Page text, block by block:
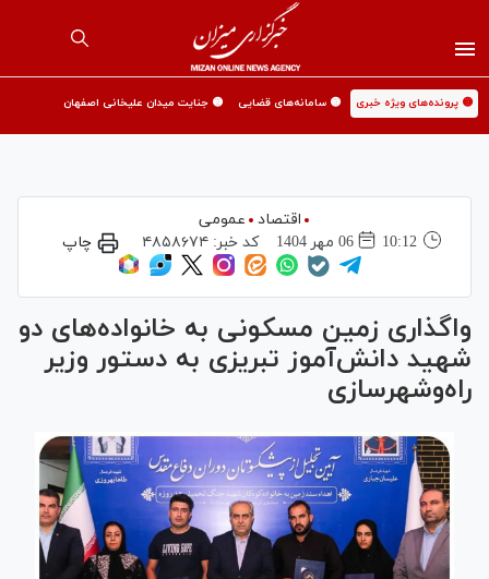
🟡 پرونده‌های ویژه خبری 🟡 سامانه‌های قضایی 🟡 جنایت میدان علیخانی اصفهان
اقتصاد
عمومی
10:12
06 مهر 1404 کد خبر:۴۸۵۸۶۷۴ چاپ
واگذاری زمین مسکونی به خانواده‌های دو
شهید دانش‌آموز تبریزی به دستور وزیر
راه‌وشهرسازی